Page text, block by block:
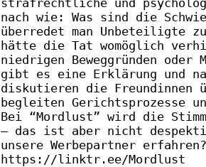
nach wie: Was sind die
überredet man Unbeteiligte
hätte die Tat womöglich
niedrigen Beweggründen
gibt es eine Erklärung und
diskutieren die Freundinnen
begleiten Gerichtsprozesse
Bei “Mordlust” wird die
– das ist aber nicht
unsere Werbepartner
https://linktr.ee/Mordlust